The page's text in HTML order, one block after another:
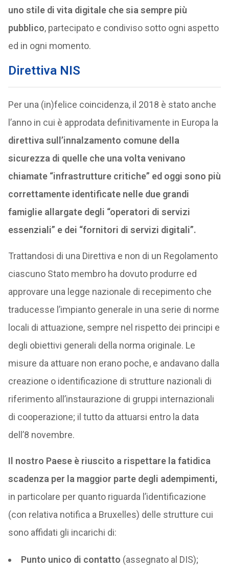
uno stile di vita digitale che sia sempre più
pubblico, partecipato e condiviso sotto ogni aspetto
ed in ogni momento.
Direttiva NIS
Per una (in)felice coincidenza, il 2018 è stato anche
l’anno in cui è approdata definitivamente in Europa la
direttiva sull’innalzamento comune della
sicurezza di quelle che una volta venivano
chiamate “infrastrutture critiche” ed oggi sono più
correttamente identificate nelle due grandi
famiglie allargate degli “operatori di servizi
essenziali” e dei “fornitori di servizi digitali”.
Trattandosi di una Direttiva e non di un Regolamento
ciascuno Stato membro ha dovuto produrre ed
approvare una legge nazionale di recepimento che
traducesse l’impianto generale in una serie di norme
locali di attuazione, sempre nel rispetto dei principi e
degli obiettivi generali della norma originale. Le
misure da attuare non erano poche, e andavano dalla
creazione o identificazione di strutture nazionali di
riferimento all’instaurazione di gruppi internazionali
di cooperazione; il tutto da attuarsi entro la data
dell’8 novembre.
Il nostro Paese è riuscito a rispettare la fatidica
scadenza per la maggior parte degli adempimenti,
in particolare per quanto riguarda l’identificazione
(con relativa notifica a Bruxelles) delle strutture cui
sono affidati gli incarichi di:
Punto unico di contatto (assegnato al DIS);